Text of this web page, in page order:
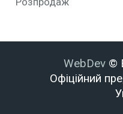
WebDev ©
Офіційний